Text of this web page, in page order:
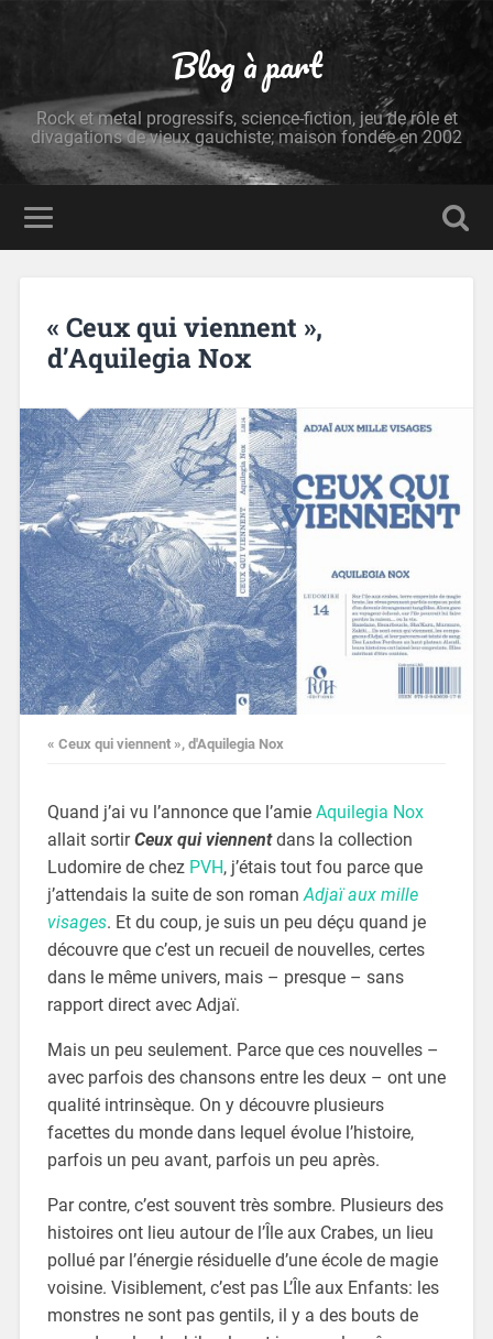
Blog à part
Rock et metal progressifs, science-fiction, jeu de rôle et
divagations de vieux gauchiste; maison fondée en 2002
« Ceux qui viennent »,
d’Aquilegia Nox
« Ceux qui viennent », d'Aquilegia Nox
Quand j’ai vu l’annonce que l’amie Aquilegia Nox
allait sortirCeux qui viennentdans la collection
Ludomire de chez PVH, j’étais tout fou parce que
j’attendais la suite de son romanAdjaï aux mille
visages. Et du coup, je suis un peu déçu quand je
découvre que c’est un recueil de nouvelles, certes
dans le même univers, mais – presque – sans
rapport direct avec Adjaï.
Mais un peu seulement. Parce que ces nouvelles –
avec parfois des chansons entre les deux – ont une
qualité intrinsèque. On y découvre plusieurs
facettes du monde dans lequel évolue l’histoire,
parfois un peu avant, parfois un peu après.
Par contre, c’est souvent très sombre. Plusieurs des
histoires ont lieu autour de l’Île aux Crabes, un lieu
pollué par l’énergie résiduelle d’une école de magie
voisine. Visiblement, c’est pas L’Île aux Enfants: les
monstres ne sont pas gentils, il y a des bouts de